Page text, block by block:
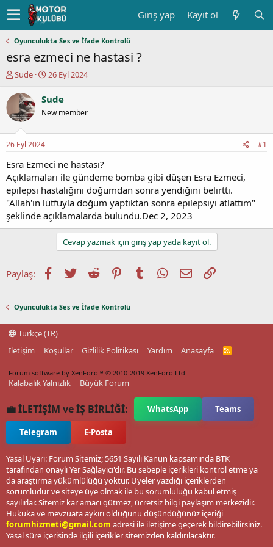
Giriş yap Kayıt ol
Oyunculukta Ses ve İfade Kontrolü
esra ezmeci ne hastasi ?
K
n
y
b
a
ş
a
t
a
n
Sude
B
ş
a
ç
a
r
i
h
i
26 Eyl 2024
Sude
New member
26 Eyl 2024 #1
Esra Ezmeci ne hastası?
Açıklamaları ile gündeme bomba gibi düşen Esra Ezmeci,
epilepsi hastalığını doğumdan sonra yendiğini belirtti.
"Allah'ın lütfuyla doğum yaptıktan sonra epilepsiyi atlattım"
şeklinde açıklamalarda bulundu.Dec 2, 2023
Cevap yazmak için giriş yap yada kayıt ol.
Paylaş: Facebook
TwitterReddit PinterestTumblrWhatsApp
E-postaLink
Oyunculukta Ses ve İfade Kontrolü
Türkçe (TR)
İletişim
Koşullar Gizlilik Politikası Yardım Anasayfa
R
Forum software by XenForo™ © 2010-2019 XenForo Ltd.
Kalabalık Yalnızlık Büyük Forum
💼 İLETİŞİM ve İŞ BİRLİĞİ: WhatsApp Teams
Telegram E-Posta
Yasal Uyarı: Forum Sitemiz; 5651 Sayılı Kanun kapsamında BTK
tarafından onaylı Yer Sağlayıcı'dır. Bu sebeple içerikleri kontrol etme ya
da araştırma yükümlülüğü yoktur. Üyeler yazdığı içeriklerden
sorumludur ve siteye üye olmak ile bu sorumluluğu kabul etmiş
sayılırlar. Sitemiz kar amacı gütmez, ücretsiz bilgi paylaşım merkezidir.
Hukuka ve mevzuata aykırı olduğunu düşündüğünüz içeriği
forumhizmeti@gmail.com adresi ile iletişime geçerek bildirebilirsiniz.
Yasal süre içerisinde ilgili içerikler sitemizden kaldırılacaktır.